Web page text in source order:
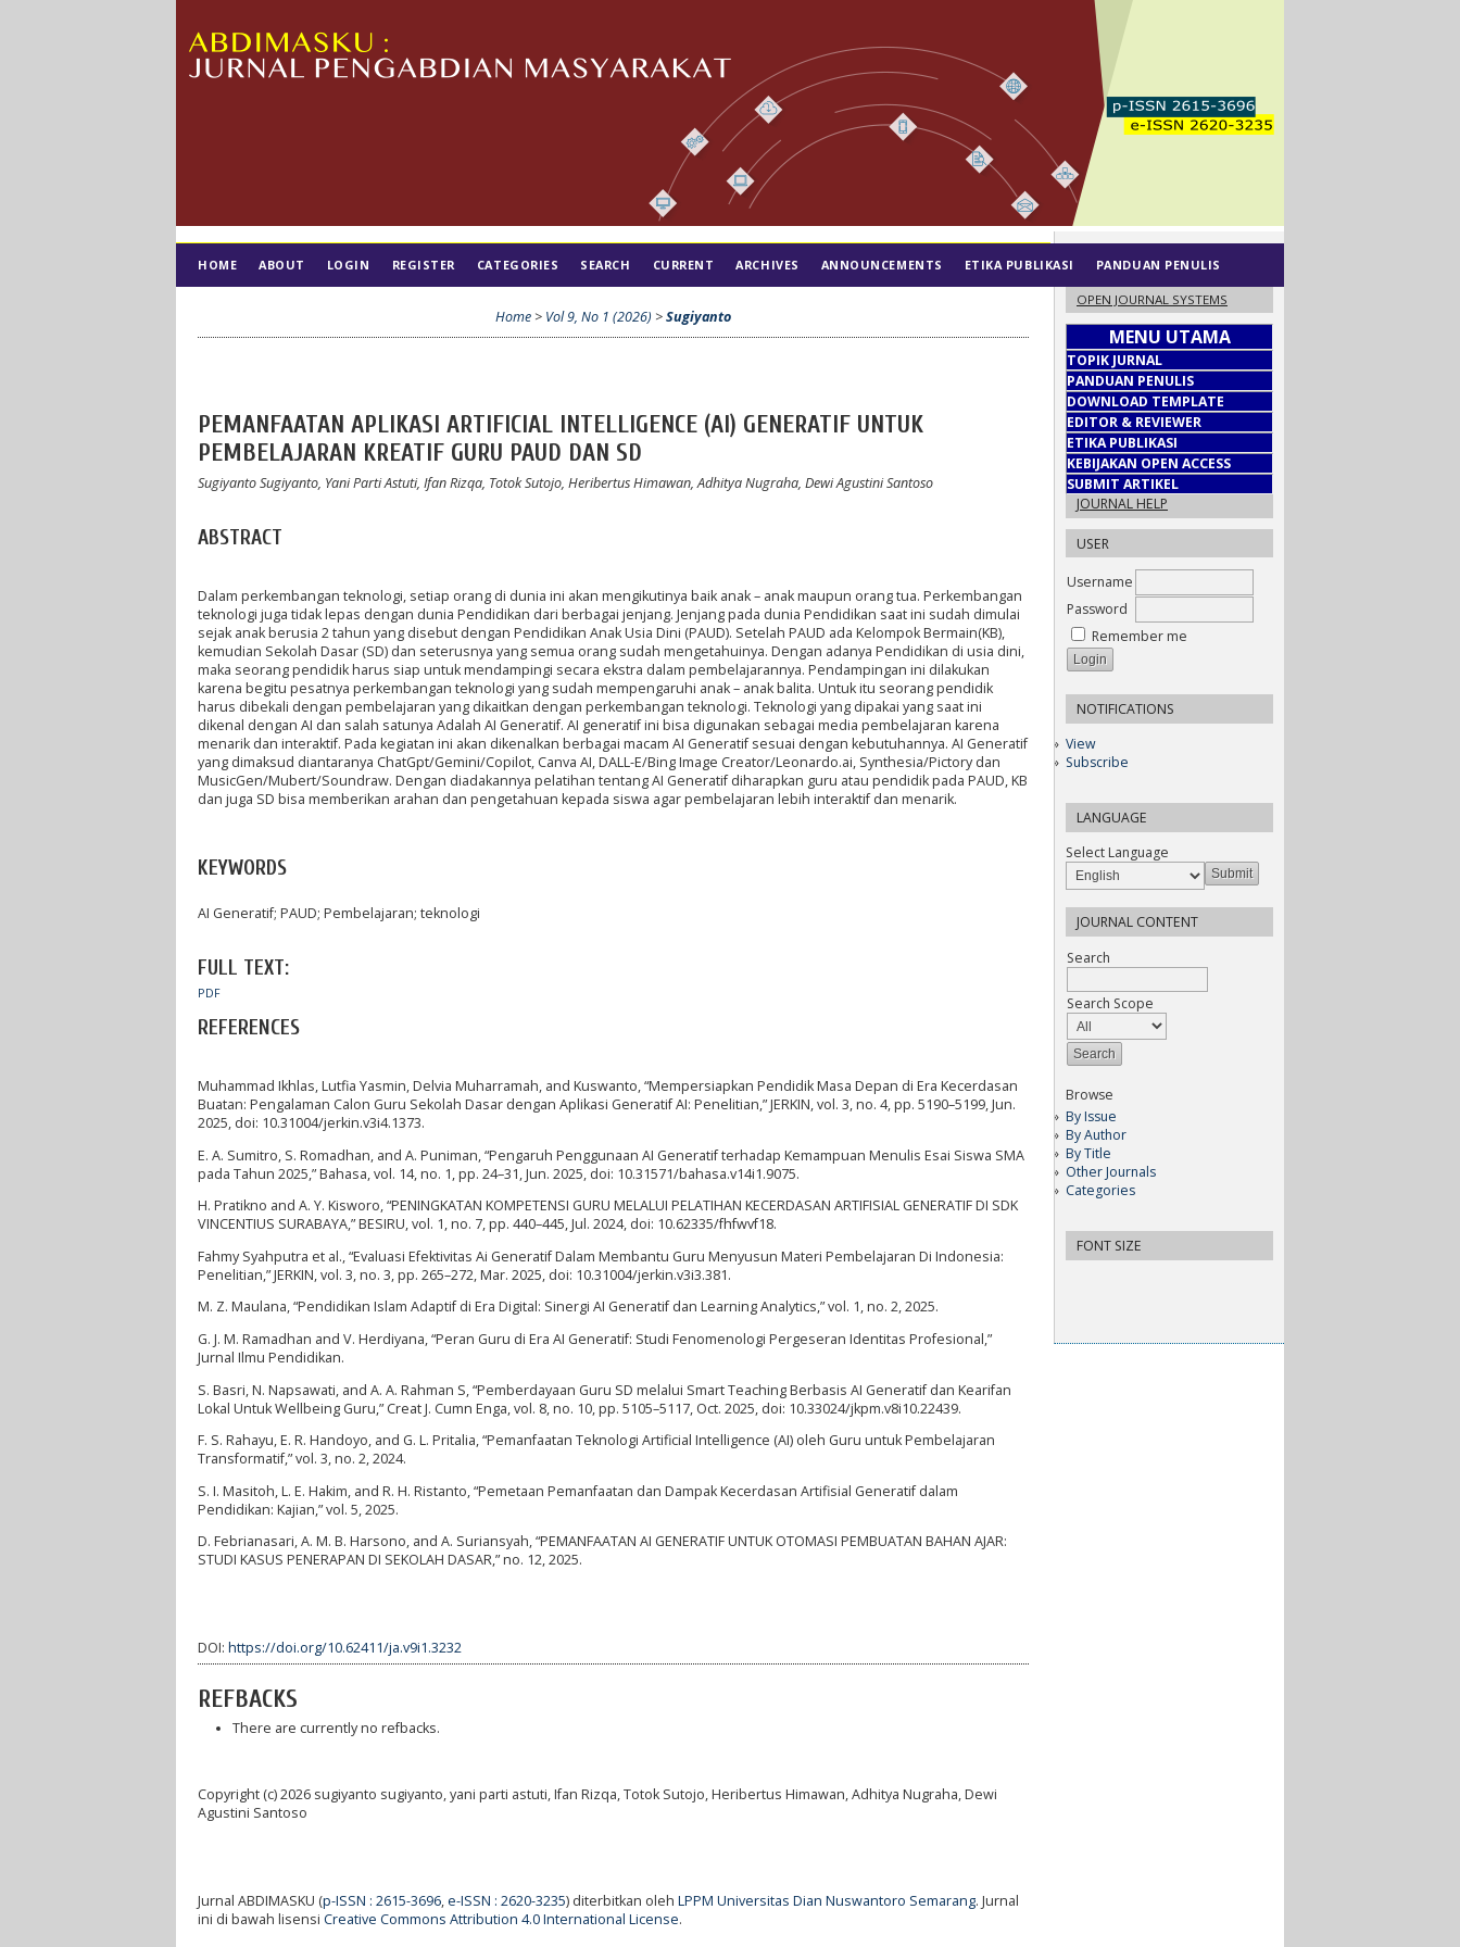
OPEN JOURNAL SYSTEMS
MENU UTAMA
TOPIK JURNAL
PANDUAN PENULIS
DOWNLOAD TEMPLATE
EDITOR & REVIEWER
ETIKA PUBLIKASI
KEBIJAKAN OPEN ACCESS
SUBMIT ARTIKEL
JOURNAL HELP
USER
Username
Password
Remember me
NOTIFICATIONS
View
Subscribe
LANGUAGE
Select Language
JOURNAL CONTENT
Search
Search Scope
Browse
By Issue
By Author
By Title
Other Journals
Categories
FONT SIZE
HOME ABOUT LOGIN REGISTER CATEGORIES SEARCH CURRENT ARCHIVES ANNOUNCEMENTS ETIKA PUBLIKASI PANDUAN PENULIS
Home > Vol 9, No 1 (2026) >Sugiyanto
PEMANFAATAN APLIKASI ARTIFICIAL INTELLIGENCE (AI) GENERATIF UNTUK
PEMBELAJARAN KREATIF GURU PAUD DAN SD
Sugiyanto Sugiyanto, Yani Parti Astuti, Ifan Rizqa, Totok Sutojo, Heribertus Himawan, Adhitya Nugraha, Dewi Agustini Santoso
ABSTRACT
Dalam perkembangan teknologi, setiap orang di dunia ini akan mengikutinya baik anak – anak maupun orang tua. Perkembangan
teknologi juga tidak lepas dengan dunia Pendidikan dari berbagai jenjang. Jenjang pada dunia Pendidikan saat ini sudah dimulai
sejak anak berusia 2 tahun yang disebut dengan Pendidikan Anak Usia Dini (PAUD). Setelah PAUD ada Kelompok Bermain(KB),
kemudian Sekolah Dasar (SD) dan seterusnya yang semua orang sudah mengetahuinya. Dengan adanya Pendidikan di usia dini,
maka seorang pendidik harus siap untuk mendampingi secara ekstra dalam pembelajarannya. Pendampingan ini dilakukan
karena begitu pesatnya perkembangan teknologi yang sudah mempengaruhi anak – anak balita. Untuk itu seorang pendidik
harus dibekali dengan pembelajaran yang dikaitkan dengan perkembangan teknologi. Teknologi yang dipakai yang saat ini
dikenal dengan AI dan salah satunya Adalah AI Generatif. AI generatif ini bisa digunakan sebagai media pembelajaran karena
menarik dan interaktif. Pada kegiatan ini akan dikenalkan berbagai macam AI Generatif sesuai dengan kebutuhannya. AI Generatif
yang dimaksud diantaranya ChatGpt/Gemini/Copilot, Canva AI, DALL-E/Bing Image Creator/Leonardo.ai, Synthesia/Pictory dan
MusicGen/Mubert/Soundraw. Dengan diadakannya pelatihan tentang AI Generatif diharapkan guru atau pendidik pada PAUD, KB
dan juga SD bisa memberikan arahan dan pengetahuan kepada siswa agar pembelajaran lebih interaktif dan menarik.
KEYWORDS
AI Generatif; PAUD; Pembelajaran; teknologi
FULL TEXT:
PDF
REFERENCES
Muhammad Ikhlas, Lutfia Yasmin, Delvia Muharramah, and Kuswanto, “Mempersiapkan Pendidik Masa Depan di Era Kecerdasan
Buatan: Pengalaman Calon Guru Sekolah Dasar dengan Aplikasi Generatif AI: Penelitian,” JERKIN, vol. 3, no. 4, pp. 5190–5199, Jun.
2025, doi: 10.31004/jerkin.v3i4.1373.
E. A. Sumitro, S. Romadhan, and A. Puniman, “Pengaruh Penggunaan AI Generatif terhadap Kemampuan Menulis Esai Siswa SMA
pada Tahun 2025,” Bahasa, vol. 14, no. 1, pp. 24–31, Jun. 2025, doi: 10.31571/bahasa.v14i1.9075.
H. Pratikno and A. Y. Kisworo, “PENINGKATAN KOMPETENSI GURU MELALUI PELATIHAN KECERDASAN ARTIFISIAL GENERATIF DI SDK
VINCENTIUS SURABAYA,” BESIRU, vol. 1, no. 7, pp. 440–445, Jul. 2024, doi: 10.62335/fhfwvf18.
Fahmy Syahputra et al., “Evaluasi Efektivitas Ai Generatif Dalam Membantu Guru Menyusun Materi Pembelajaran Di Indonesia:
Penelitian,” JERKIN, vol. 3, no. 3, pp. 265–272, Mar. 2025, doi: 10.31004/jerkin.v3i3.381.
M. Z. Maulana, “Pendidikan Islam Adaptif di Era Digital: Sinergi AI Generatif dan Learning Analytics,” vol. 1, no. 2, 2025.
G. J. M. Ramadhan and V. Herdiyana, “Peran Guru di Era AI Generatif: Studi Fenomenologi Pergeseran Identitas Profesional,”
Jurnal Ilmu Pendidikan.
S. Basri, N. Napsawati, and A. A. Rahman S, “Pemberdayaan Guru SD melalui Smart Teaching Berbasis AI Generatif dan Kearifan
Lokal Untuk Wellbeing Guru,” Creat J. Cumn Enga, vol. 8, no. 10, pp. 5105–5117, Oct. 2025, doi: 10.33024/jkpm.v8i10.22439.
F. S. Rahayu, E. R. Handoyo, and G. L. Pritalia, “Pemanfaatan Teknologi Artificial Intelligence (AI) oleh Guru untuk Pembelajaran
Transformatif,” vol. 3, no. 2, 2024.
S. I. Masitoh, L. E. Hakim, and R. H. Ristanto, “Pemetaan Pemanfaatan dan Dampak Kecerdasan Artifisial Generatif dalam
Pendidikan: Kajian,” vol. 5, 2025.
D. Febrianasari, A. M. B. Harsono, and A. Suriansyah, “PEMANFAATAN AI GENERATIF UNTUK OTOMASI PEMBUATAN BAHAN AJAR:
STUDI KASUS PENERAPAN DI SEKOLAH DASAR,” no. 12, 2025.
DOI: https://doi.org/10.62411/ja.v9i1.3232
REFBACKS
There are currently no refbacks.
Copyright (c) 2026 sugiyanto sugiyanto, yani parti astuti, Ifan Rizqa, Totok Sutojo, Heribertus Himawan, Adhitya Nugraha, Dewi
Agustini Santoso
Jurnal ABDIMASKU (p-ISSN : 2615-3696,e-ISSN : 2620-3235) diterbitkan oleh LPPM Universitas Dian Nuswantoro Semarang. Jurnal
ini di bawah lisensi Creative Commons Attribution 4.0 International License.